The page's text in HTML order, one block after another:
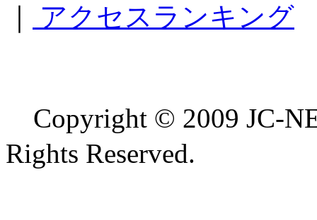
アクセスランキング
Copyright © 2009 JC-
Rights Reserved.